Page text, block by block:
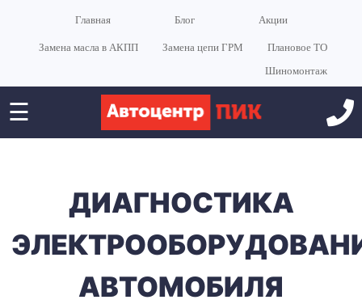
Главная Блог Акции
Замена масла в АКПП Замена цепи ГРМ
Плановое ТО
Шиномонтаж
☰
ДИАГНОСТИКА
АВТОМОБИЛЯ